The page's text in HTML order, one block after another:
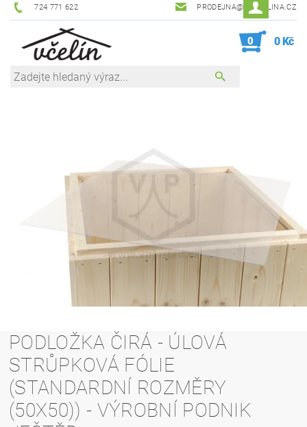
724 771 622 PRODEJNA@ZEVCELINA.CZ
0 0 Kč
PODLOŽKA ČIRÁ - ÚLOVÁ
STRŮPKOVÁ FÓLIE
(STANDARDNÍ ROZMĚRY
(50X50)) - VÝROBNÍ PODNIK